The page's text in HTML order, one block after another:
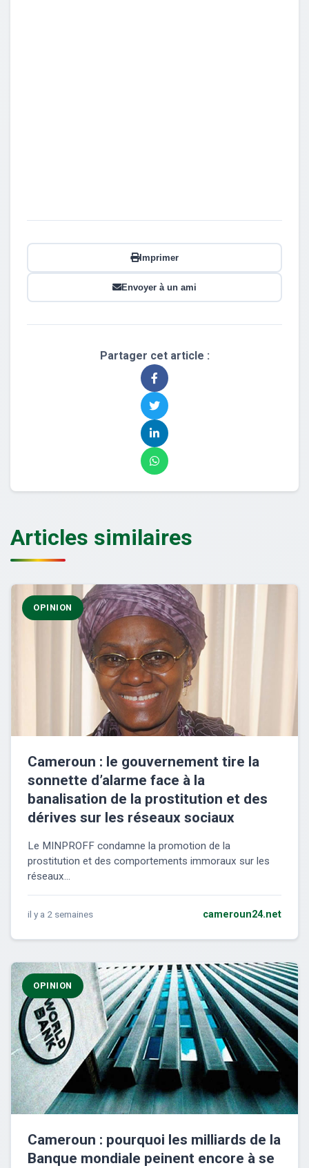
Imprimer
Envoyer à un ami
Partager cet article :
Articles similaires
OPINION
Cameroun : le gouvernement tire la
sonnette d’alarme face à la
banalisation de la prostitution et des
dérives sur les réseaux sociaux
Le MINPROFF condamne la promotion de la
prostitution et des comportements immoraux sur les
réseaux...
il y a 2 semaines cameroun24.net
OPINION
Cameroun : pourquoi les milliards de la
Banque mondiale peinent encore à se